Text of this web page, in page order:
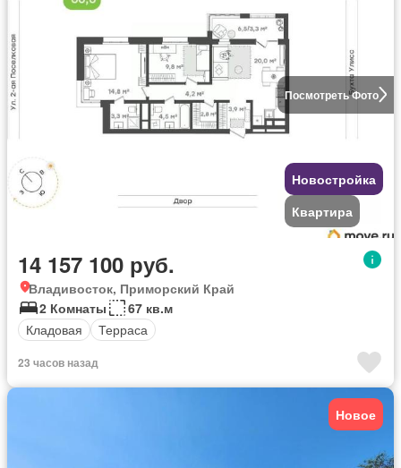
Посмотреть Фото
Новостройка
Квартира
14 157 100 руб.
Владивосток, Приморский Край
2 Комнаты
67 кв.м
Кладовая
Терраса
23 часов назад
Новое